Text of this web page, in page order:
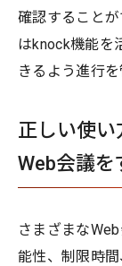
確認すること
はknock機能を
きるよう進行を
正しい使
Web会議を
さまざまな
能性、制限時